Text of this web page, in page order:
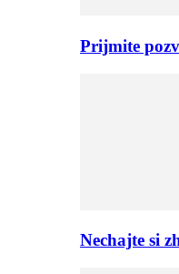
Prijmite
Nechajte si